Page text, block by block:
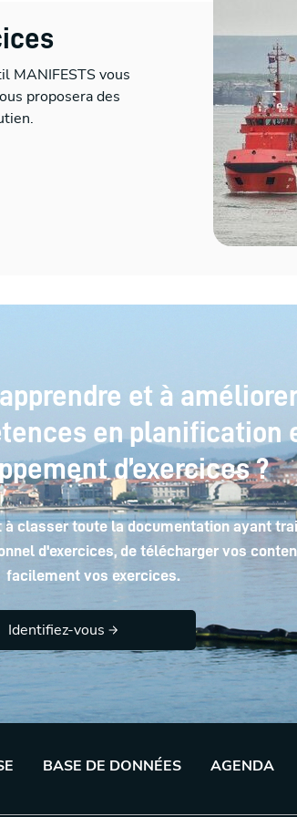
MANIFESTS vous
proposera des
et à
en planification
d’exercices ?
à classer toute la documentation ayant
d'exercices, de télécharger vos
facilement vos exercices.
Identifiez-vous
BASE DE DONNÉES AGENDA